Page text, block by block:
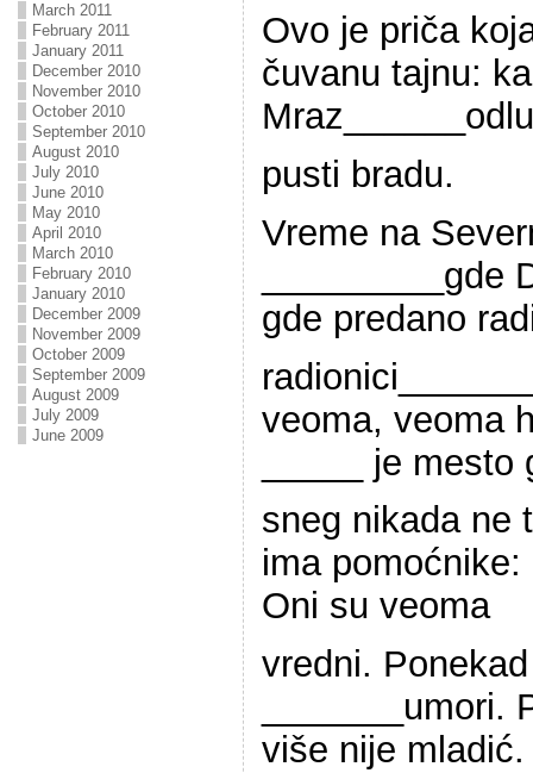
March 2011
February 2011
January 2011
December 2010
November 2010
October 2010
September 2010
August 2010
July 2010
June 2010
May 2010
April 2010
March 2010
February 2010
January 2010
December 2009
November 2009
October 2009
September 2009
August 2009
July 2009
June 2009
Ovo je priča
čuvanu tajnu:
pusti bradu.
Vreme na
_________gde
gde predano
veoma, veoma
_____ je mesto
sneg nikada ne
ima
Oni su veoma
vredni.
više nije mladić.